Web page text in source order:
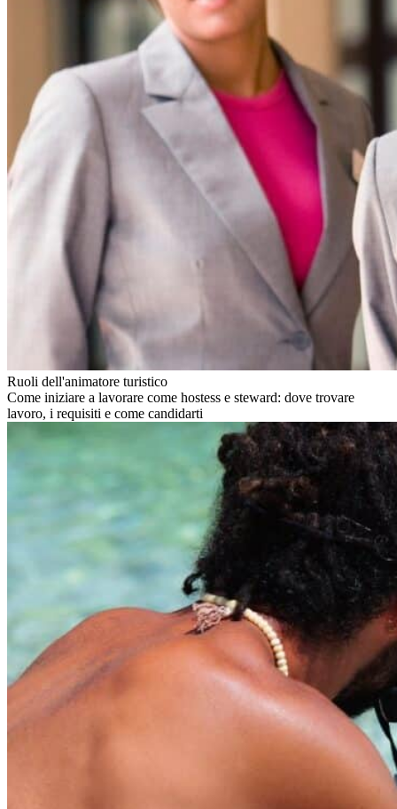
Ruoli dell'animatore turistico
Come iniziare a lavorare come hostess e steward: dove trovare
lavoro, i requisiti e come candidarti